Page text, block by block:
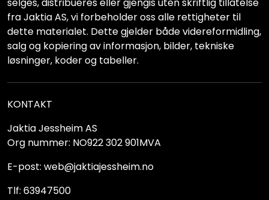
fra Jaktia AS, vi forbeholder oss alle rettigheter til
dette materialet. Dette gjelder både videreformidling,
salg og kopiering av informasjon, bilder, tekniske
løsninger, koder og tabeller.
KONTAKT
Jaktia Jessheim AS
Org nummer: NO922 302 901MVA
E-post: web@jaktiajessheim.no
Tlf: 63947500